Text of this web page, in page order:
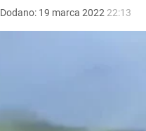
Dodano: 19 marca 2022 22:13